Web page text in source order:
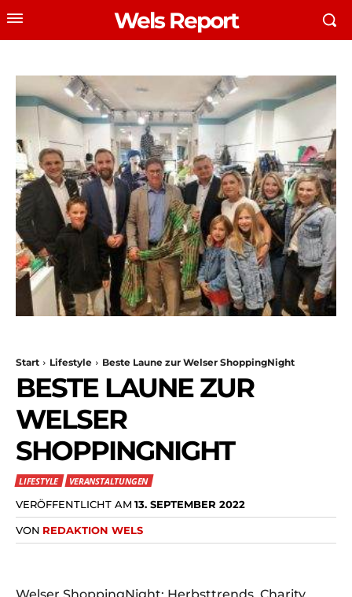
Wels Report
Start Lifestyle Beste Laune zur Welser ShoppingNight
BESTE LAUNE ZUR
WELSER
SHOPPINGNIGHT
LIFESTYLE VERANSTALTUNGEN
VERÖFFENTLICHT AM 13. SEPTEMBER 2022
VON REDAKTION WELS